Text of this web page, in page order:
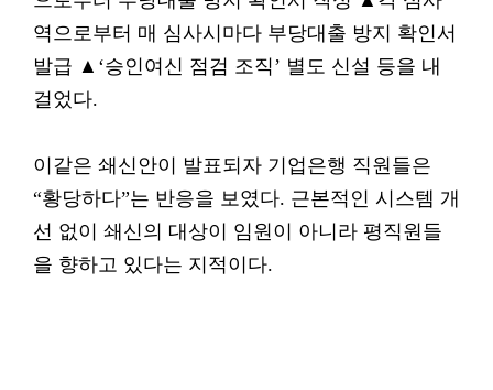
역으로부터 매 심사시마다 부당대출 방지 확인서
발급 ▲‘승인여신 점검 조직’ 별도 신설 등을 내
걸었다.
이같은 쇄신안이 발표되자 기업은행 직원들은
“황당하다”는 반응을 보였다. 근본적인 시스템 개
선 없이 쇄신의 대상이 임원이 아니라 평직원들
을 향하고 있다는 지적이다.